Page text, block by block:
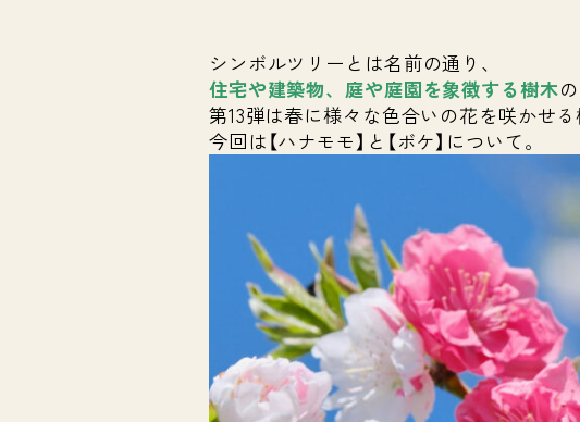
シンボルツリーとは名前の通り、
住宅や建築物、庭や庭園を象徴する樹木
第13弾は春に様々な色合いの花を咲かせ
今回は【ハナモモ】と【ボケ】について。